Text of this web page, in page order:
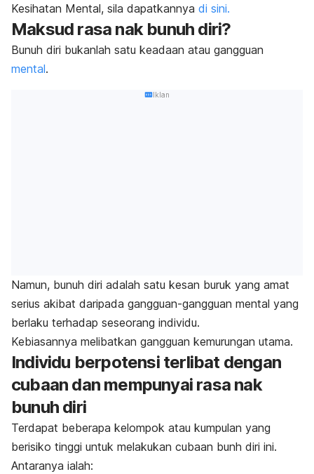
Kesihatan Mental, sila dapatkannya di sini.
Maksud rasa nak bunuh diri?
Bunuh diri bukanlah satu keadaan atau gangguan
mental.
Iklan
Namun, bunuh diri adalah satu kesan buruk yang amat
serius akibat daripada gangguan-gangguan mental yang
berlaku terhadap seseorang individu.
Kebiasannya melibatkan gangguan kemurungan utama.
Individu berpotensi terlibat dengan
cubaan dan mempunyai rasa nak
bunuh diri
Terdapat beberapa kelompok atau kumpulan yang
berisiko tinggi untuk melakukan cubaan bunh diri ini.
Antaranya ialah: